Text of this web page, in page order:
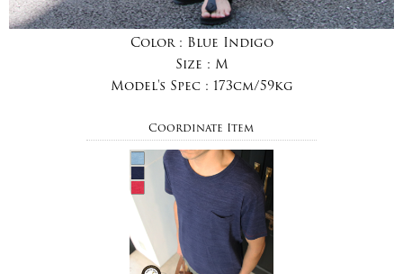
Color : Blue Indigo
Size : M
Model's Spec : 173cm/59kg
Coordinate Item